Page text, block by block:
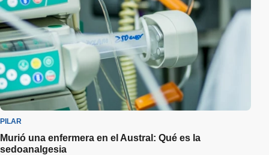
PILAR
Murió una enfermera en el Austral: Qué es la
sedoanalgesia